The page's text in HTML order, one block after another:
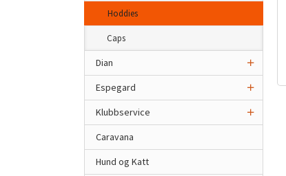
Hoddies
Caps
Dian
Espegard
Klubbservice
Caravana
Hund og Katt